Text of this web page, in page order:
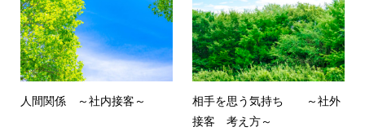
人間関係 ～社内接客～
相手を思う気持ち ～社外
接客 考え方～